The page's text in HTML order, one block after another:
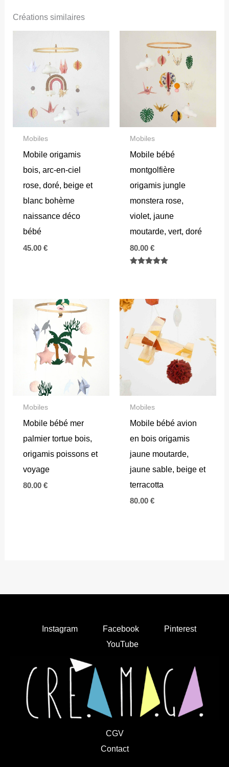
Créations similaires
Mobiles
Mobile origamis
bois, arc-en-ciel
rose, doré, beige et
blanc bohème
naissance déco
bébé
45.00 €
Mobiles
Mobile bébé
montgolfière
origamis jungle
monstera rose,
violet, jaune
moutarde, vert, doré
80.00 €
Mobiles
Mobile bébé mer
palmier tortue bois,
origamis poissons et
voyage
80.00 €
Mobiles
Mobile bébé avion
en bois origamis
jaune moutarde,
jaune sable, beige et
terracotta
80.00 €
Instagram Facebook
Pinterest
YouTube
CGV
Contact